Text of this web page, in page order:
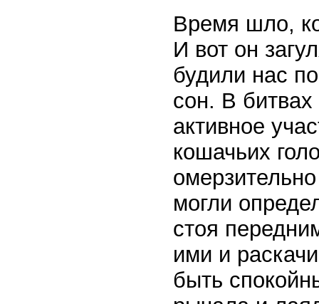
Время шло,
И вот он
будили нас
сон. В
активное
кошачьих
могли
стоя
ими и
быть